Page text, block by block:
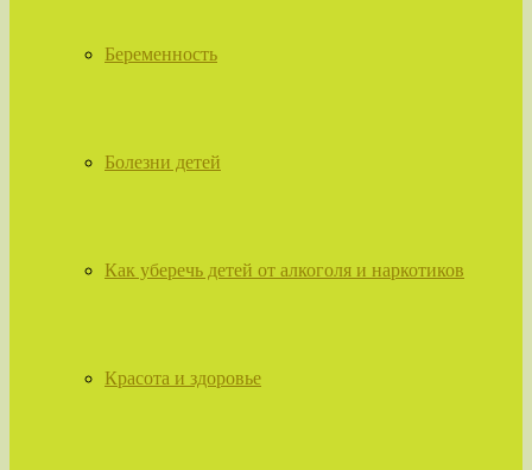
Беременность
Болезни детей
Как уберечь детей от алкоголя и наркотиков
Красота и здоровье